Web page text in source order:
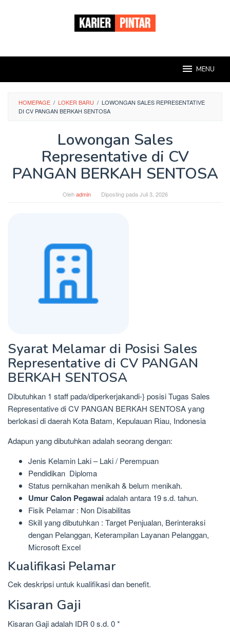
MENU
HOMEPAGE / LOKER BARU / LOWONGAN SALES REPRESENTATIVE
DI CV PANGAN BERKAH SENTOSA
Lowongan Sales
Representative di CV
PANGAN BERKAH SENTOSA
Olehadmin Diposting pada Juli 3, 2026
Syarat Melamar di Posisi Sales
Representative di CV PANGAN
BERKAH SENTOSA
Dibutuhkan 1 staff pada/diperkerjakandi-} posisi Tugas Sales
Representative di CV PANGAN BERKAH SENTOSA yang
berlokasi di daerah Kota Batam, Kepulauan Riau, Indonesia
Adapun yang dibutuhkan adalah seorang dengan:
Jenis Kelamin Laki – Laki / Perempuan
Pendidikan Diploma
Status pernikahan menikah & belum menikah.
Umur Calon Pegawaiadalah antara 19 s.d. tahun.
Fisik Pelamar : Non Disabilitas
Skill yang dibutuhkan : Target Penjualan, Berinteraksi
dengan Pelanggan, Keterampilan Layanan Pelanggan,
Microsoft Excel
Kualifikasi Pelamar
Cek deskripsi untuk kualifikasi dan benefit.
Kisaran Gaji
Kisaran Gaji adalah IDR 0 s.d. 0 *